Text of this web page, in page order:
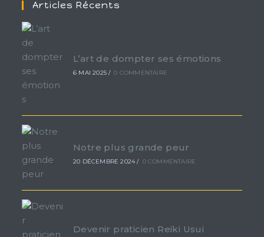
Articles Récents
L’art de dompter ses émotions
6 MAI 2025 / 0 COMMENTAIRE
Notre plus grande peur
20 DÉCEMBRE 2024 / 0 COMMENTAIRE
Devenir praticien Reiki Usui